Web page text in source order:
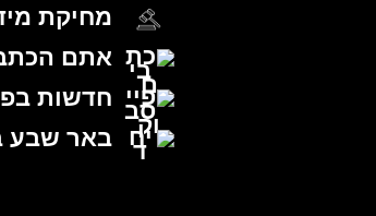
מחיקת
אתם
חדשות
באר שבע